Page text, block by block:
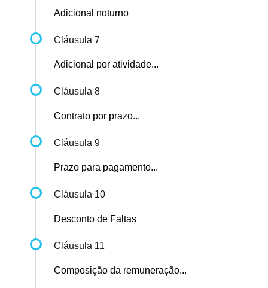
Adicional noturno
Cláusula 7
Adicional por atividade...
Cláusula 8
Contrato por prazo...
Cláusula 9
Prazo para pagamento...
Cláusula 10
Desconto de Faltas
Cláusula 11
Composição da remuneração...